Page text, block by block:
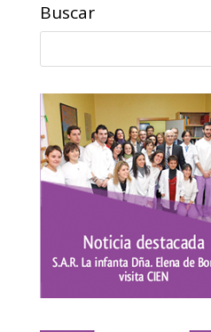
Buscar